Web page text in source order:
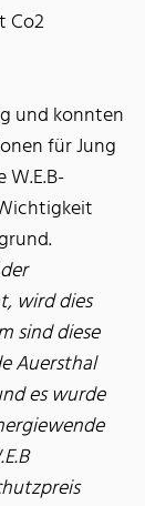
Co2
und konnten
für Jung
wird dies
sind diese
Auersthal
es wurde